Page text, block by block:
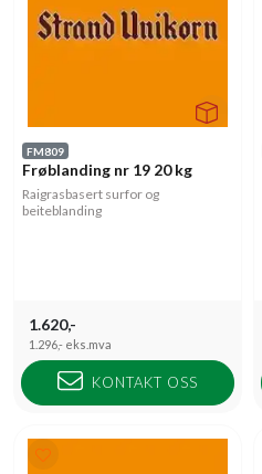
FM809
Frøblanding nr 19 20 kg
Raigrasbasert surfor og
beiteblanding
1.620,-
1.296,- eks.mva
KONTAKT OSS